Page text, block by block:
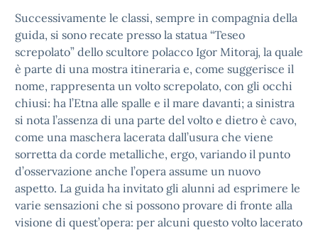
Successivamente le classi, sempre in compagnia della
guida, si sono recate presso la statua “Teseo
screpolato” dello scultore polacco Igor Mitoraj, la quale
è parte di una mostra itineraria e, come suggerisce il
nome, rappresenta un volto screpolato, con gli occhi
chiusi: ha l’Etna alle spalle e il mare davanti; a sinistra
si nota l’assenza di una parte del volto e dietro è cavo,
come una maschera lacerata dall’usura che viene
sorretta da corde metalliche, ergo, variando il punto
d’osservazione anche l’opera assume un nuovo
aspetto. La guida ha invitato gli alunni ad esprimere le
varie sensazioni che si possono provare di fronte alla
visione di quest’opera: per alcuni questo volto lacerato